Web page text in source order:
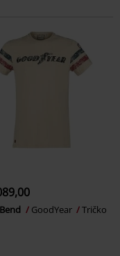
GoodYear Tričko